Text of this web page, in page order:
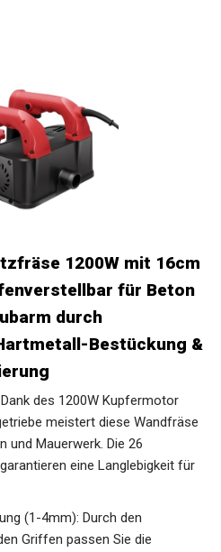
1200W mit 16cm
für Beton
durch
Bestückung &
des 1200W Kupfermotor
meistert diese Wandfräse
und Mauerwerk. Die 26
eine Langlebigkeit für
(1-4mm): Durch den
Griffen passen Sie die